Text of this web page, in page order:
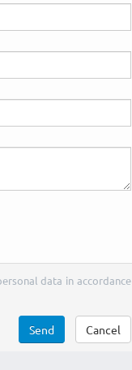
data in accordance
Send Cancel